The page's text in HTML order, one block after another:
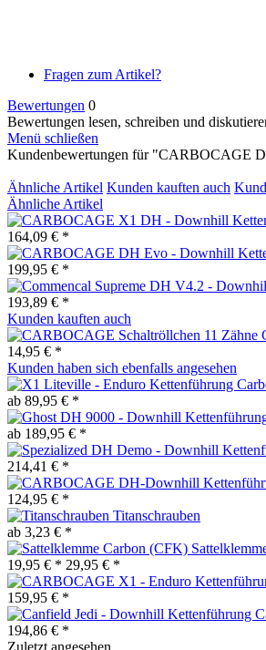
Fragen zum Artikel?
Bewertungen 0
Bewertungen lesen, schreiben und
Menü schließen
Kundenbewertungen für "CARBOCAGE
Ähnliche Artikel Kunden kauften auch
Ähnliche Artikel
164,09 € *
199,95 € *
193,89 € *
Kunden kauften auch
14,95 € *
Kunden haben sich ebenfalls angesehen
ab 89,95 € *
ab 189,95 € *
214,41 € *
124,95 € *
Titanschrauben
ab 3,23 € *
19,95 € * 29,95 € *
159,95 € *
194,86 € *
Zuletzt angesehen